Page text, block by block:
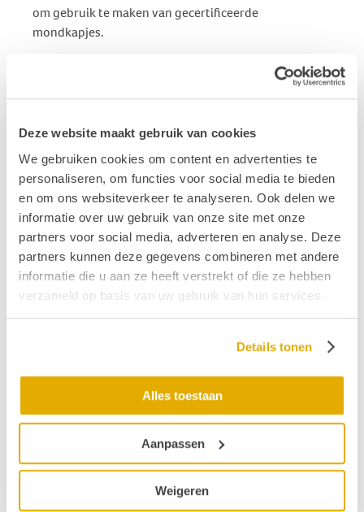
Deze website maakt gebruik van cookies
We gebruiken cookies om content en advertenties te
personaliseren, om functies voor social media te bieden
en om ons websiteverkeer te analyseren. Ook delen we
informatie over uw gebruik van onze site met onze
partners voor social media, adverteren en analyse. Deze
partners kunnen deze gegevens combineren met andere
informatie die u aan ze heeft verstrekt of die ze hebben
verzameld op basis van uw gebruik van hun services.
Details tonen
Alles toestaan
Aanpassen
Weigeren
om gebruik te maken van gecertificeerde
mondkapjes.
Stickers om kenbaar te maken dat je moeite hebt met
verstaan
Wat al wel mogelijk is om aan te geven dat je moeite
hebt met verstaan. Er is een breed aanbod stickers
van Limited Hearing. Ook is er eenvariant die op
textielte gebruiken is. Deze zijn eenvoudig aan de
mondkapjes te bevestigen en geeft u duidelijk aan dat
u moeite heeft uw gesprekspartner te verstaan.
Stickers zijn te bestellen via de website vanWorld
Wide Visible.
Bewustwording
Hoormij∙NVVS benadrukt dat de 1,5 meter
gehooraandoening en hoortoesteldragers voor nog
grotere uitdagingen stelt dan normaal al het geval
was. Wees je ervan bewust dat:
slechthorende en hoortoesteldragersniet verstaan
wat je zegt en je nog duidelijker moet
communiceren. De afstand, het bereik van een
hoortoestel, mondkapjes en de schermen bij onder
meer winkels bemoeilijken de communicatie.